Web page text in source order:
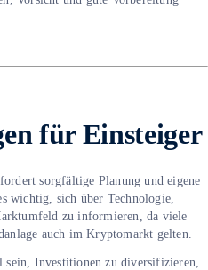
für Einsteiger
sorgfältige Planung und eigene
wichtig, sich über Technologie,
zu informieren, da viele
auch im Kryptomarkt gelten.
Investitionen zu diversifizieren,